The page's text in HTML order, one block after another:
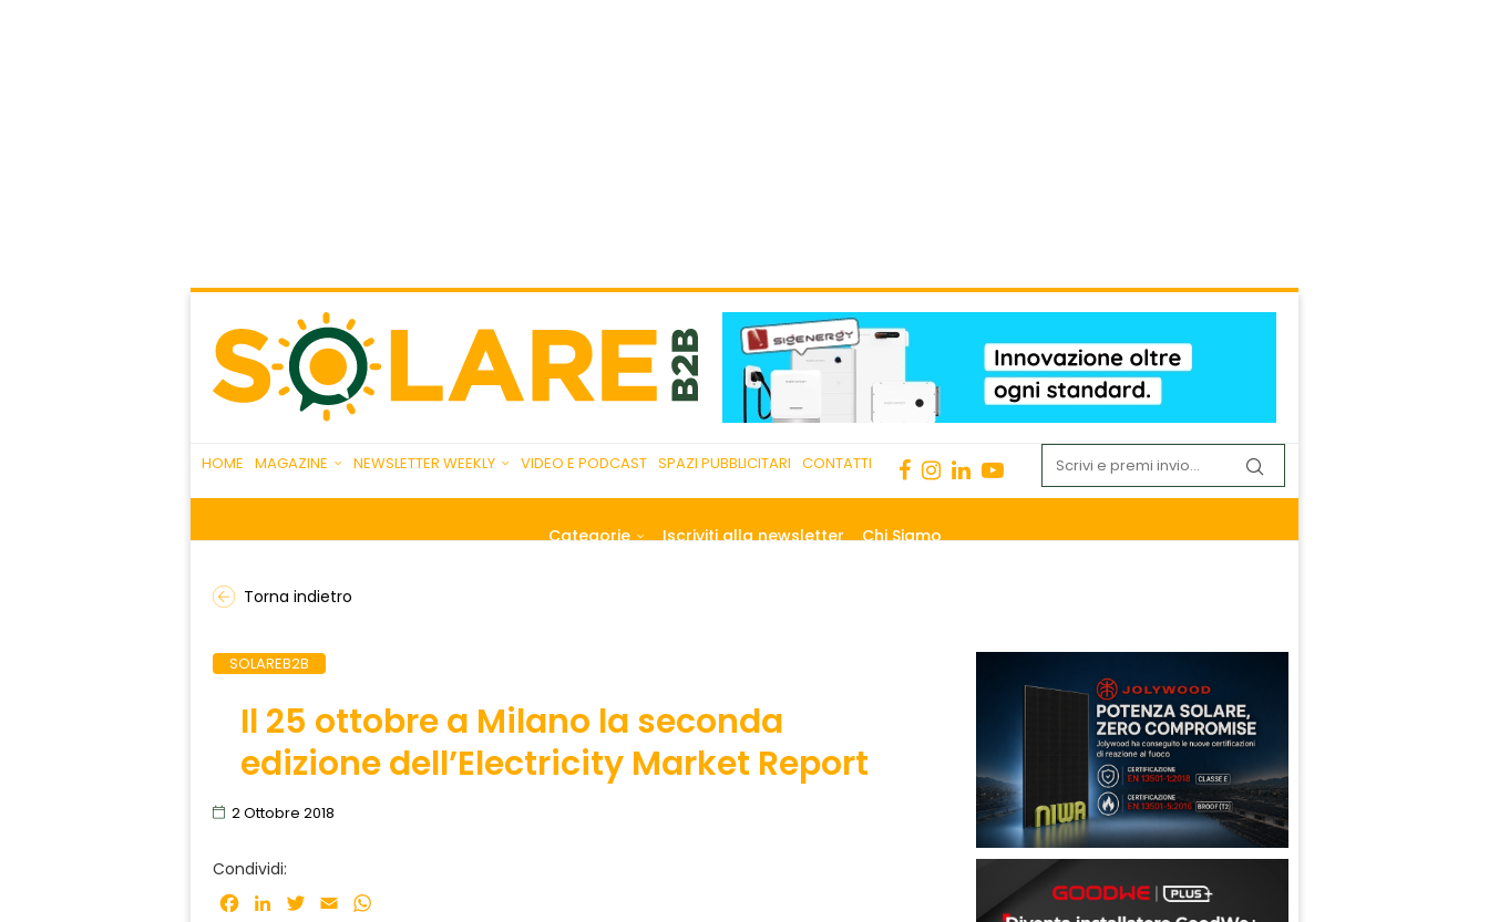
HOME MAGAZINE NEWSLETTER WEEKLY VIDEO E PODCAST SPAZI PUBBLICITARI CONTATTI
Categorie Iscriviti alla newsletter Chi Siamo
Torna indietro
SOLAREB2B
Il 25 ottobre a Milano la seconda
edizione dell’Electricity Market Report
2 Ottobre 2018
Condividi:
Facebook
LinkedInTwitter
Email